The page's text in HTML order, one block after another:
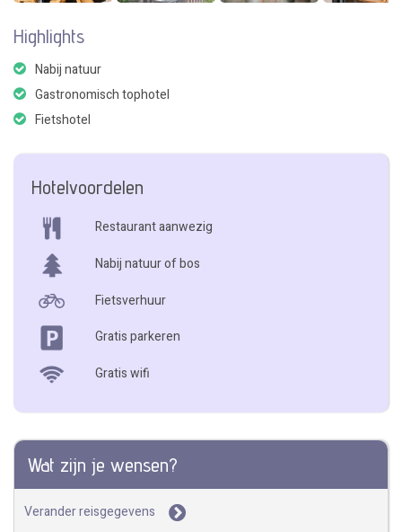
Highlights
Nabij natuur
Gastronomisch tophotel
Fietshotel
Hotelvoordelen
Restaurant aanwezig
Nabij natuur of bos
Fietsverhuur
Gratis parkeren
Gratis wifi
Wat zijn je wensen?
Verander reisgegevens